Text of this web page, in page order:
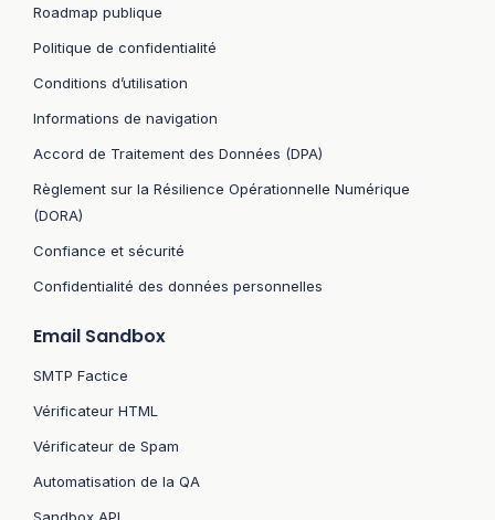
Roadmap publique
Politique de confidentialité
Conditions d’utilisation
Informations de navigation
Accord de Traitement des Données (DPA)
Règlement sur la Résilience Opérationnelle Numérique
(DORA)
Confiance et sécurité
Confidentialité des données personnelles
Email Sandbox
SMTP Factice
Vérificateur HTML
Vérificateur de Spam
Automatisation de la QA